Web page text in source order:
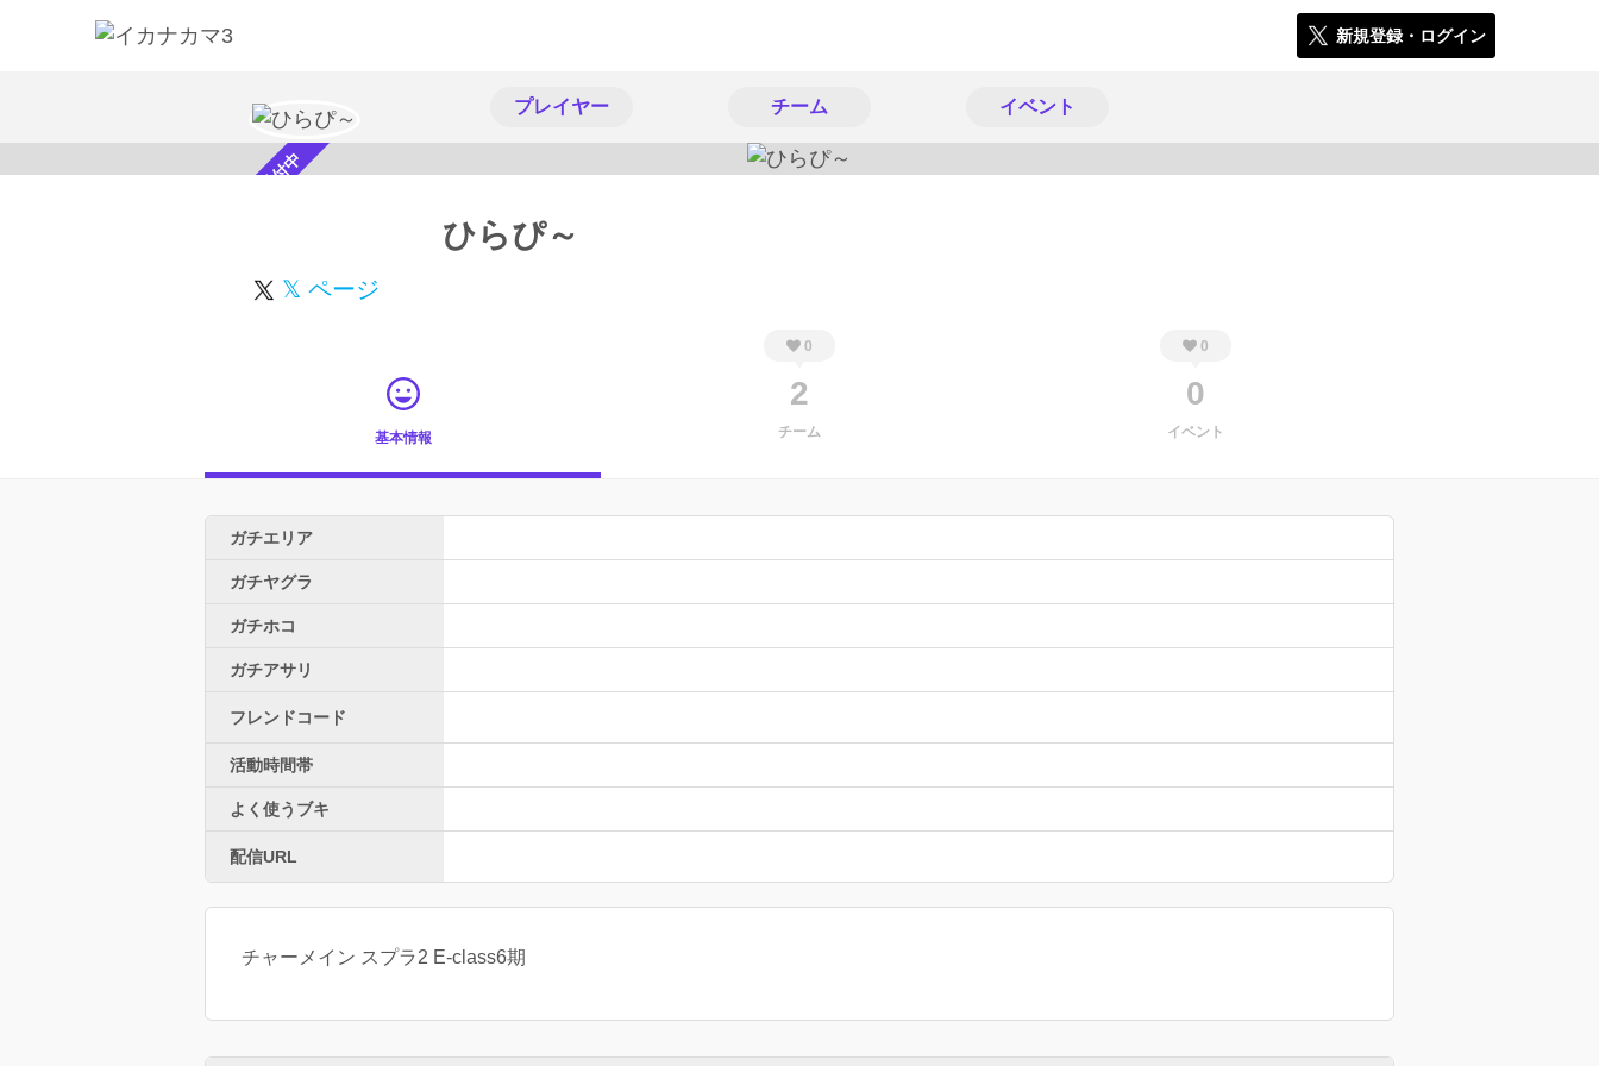
新規登録・ログイン
プレイヤー チーム イベント
スカウト受付中 ひらぴ～
𝕏 ページ
基本情報
0
2
チーム
0
0
イベント
ガチエリア
ガチヤグラ
ガチホコ
ガチアサリ
フレンドコード
活動時間帯
よく使うブキ
配信URL
チャーメイン スプラ2 E-class6期